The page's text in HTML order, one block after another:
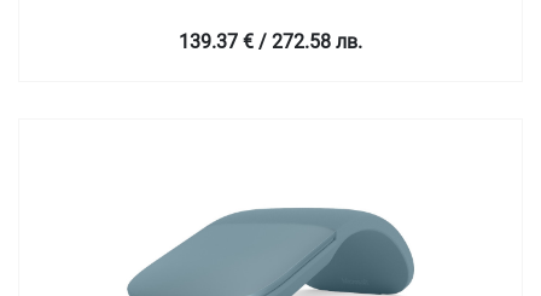
139.37 € / 272.58 лв.